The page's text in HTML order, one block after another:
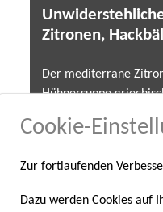
Cookie-
Zur fortlaufenden
Dazu werden Cookies auf
Zitronen,
Der mediterrane
Hühnersuppe
Hackbällchen, zarte